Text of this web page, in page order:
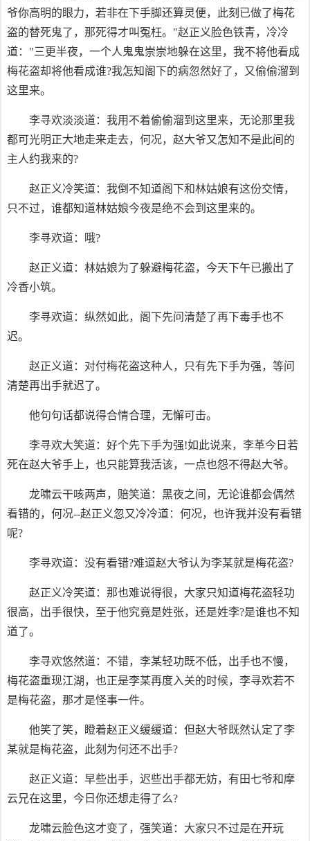
爷你高明的眼力，若非在下手脚还算灵便，此刻已做了梅花
盗的替死鬼了，那死得才叫冤枉。"赵正义脸色铁青，冷冷
道："三更半夜，一个人鬼鬼崇崇地躲在这里，我不将他看成
梅花盗却将他看成谁?我怎知阁下的病忽然好了，又偷偷溜到
这里来。
李寻欢淡淡道：我用不着偷偷溜到这里来，无论那里我
都可光明正大地走来走去，何况，赵大爷又怎知不是此间的
主人约我来的?
赵正义冷笑道：我倒不知道阁下和林姑娘有这份交情，
只不过，谁都知道林姑娘今夜是绝不会到这里来的。
李寻欢道：哦?
赵正义道：林姑娘为了躲避梅花盗，今天下午已搬出了
冷香小筑。
李寻欢道：纵然如此，阁下先问清楚了再下毒手也不
迟。
赵正义道：对付梅花盗这种人，只有先下手为强，等问
清楚再出手就迟了。
他句句话都说得合情合理，无懈可击。
李寻欢大笑道：好个先下手为强!如此说来，李革今日若
死在赵大爷手上，也只能算我活该，一点也怨不得赵大爷。
龙啸云干咳两声，赔笑道：黑夜之间，无论谁都会偶然
看错的，何况--赵正义忽又冷冷道：何况，也许我并没有看错
呢?
李寻欢道：没有看错?难道赵大爷认为李某就是梅花盗?
赵正义冷笑道：那也难说得很，大家只知道梅花盗轻功
很高，出手很快，至于他究竟是姓张，还是姓李?是谁也不知
道了。
李寻欢悠然道：不错，李某轻功既不低，出手也不慢，
梅花盗重现江湖，也正是李某再度入关的时候，李寻欢若不
是梅花盗，那才是怪事一件。
他笑了笑，瞪着赵正义缓缓道：但赵大爷既然认定了李
某就是梅花盗，此刻为何还不出手?
赵正义道：早些出手，迟些出手都无妨，有田七爷和摩
云兄在这里，今日你还想走得了么?
龙啸云脸色这才变了，强笑道：大家只不过是在开玩